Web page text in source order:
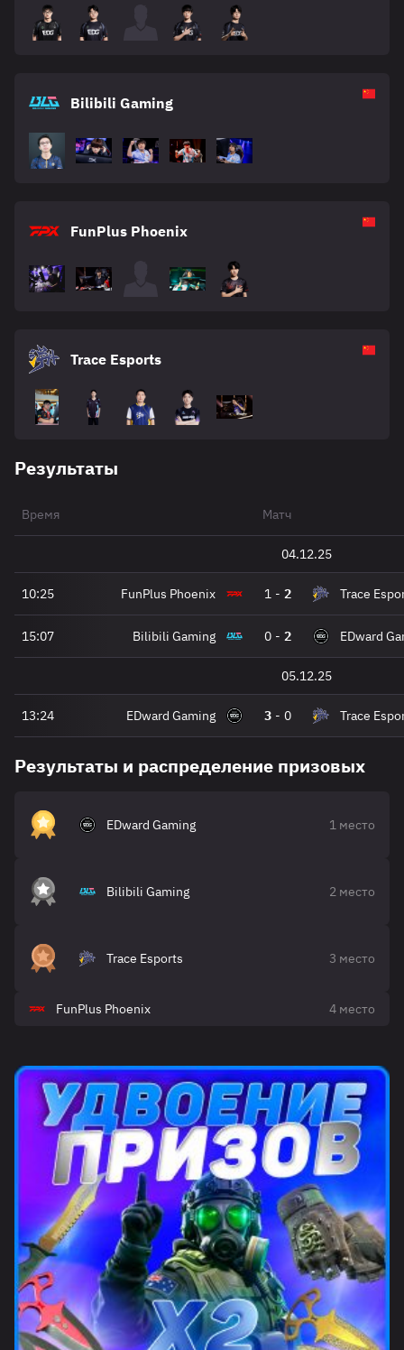
Bilibili Gaming
FunPlus Phoenix
Trace Esports
Результаты
Время Матч
04.12.25
10:25 FunPlus Phoenix 1 - 2 Trace
15:07 Bilibili Gaming 0 - 2 EDward
05.12.25
13:24 EDward Gaming 3 - 0 Trace
Результаты и распределение призовых
EDward Gaming 1 место
Bilibili Gaming 2 место
Trace Esports 3 место
FunPlus Phoenix 4 место